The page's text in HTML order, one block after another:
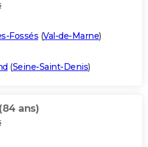
Fossés (Val-de-Marne)
(Seine-Saint-Denis)
(84 ans)